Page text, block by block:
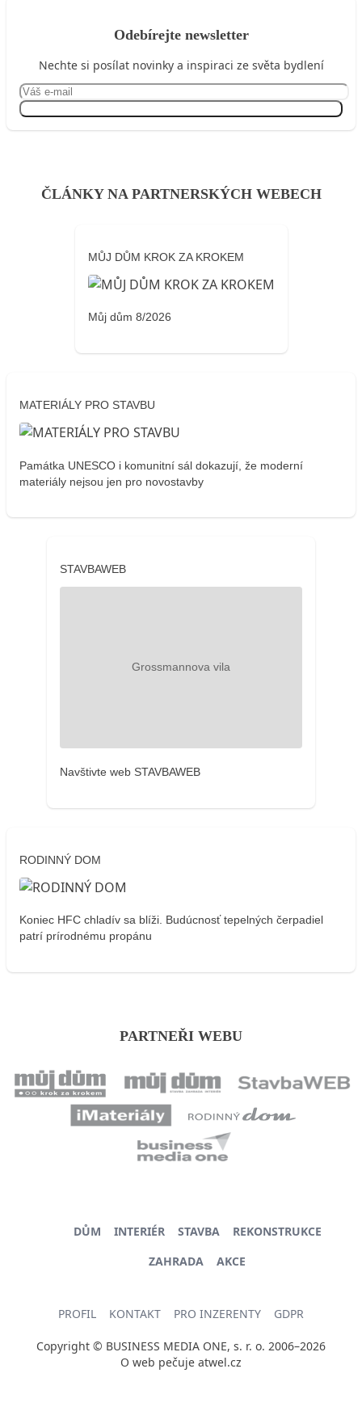
Odebírejte newsletter
Nechte si posílat novinky a inspiraci ze světa bydlení
ČLÁNKY NA PARTNERSKÝCH WEBECH
MŮJ DŮM KROK ZA KROKEM
Můj dům 8/2026
MATERIÁLY PRO STAVBU
Památka UNESCO i komunitní sál dokazují, že moderní
materiály nejsou jen pro novostavby
STAVBAWEB
Navštivte web STAVBAWEB
RODINNÝ DOM
Koniec HFC chladív sa blíži. Budúcnosť tepelných čerpadiel
patrí prírodnému propánu
PARTNEŘI WEBU
DŮM INTERIÉR STAVBA
REKONSTRUKCE
ZAHRADA
AKCE
PROFIL KONTAKT PRO INZERENTY GDPR
Copyright © BUSINESS MEDIA ONE, s. r. o. 2006–2026